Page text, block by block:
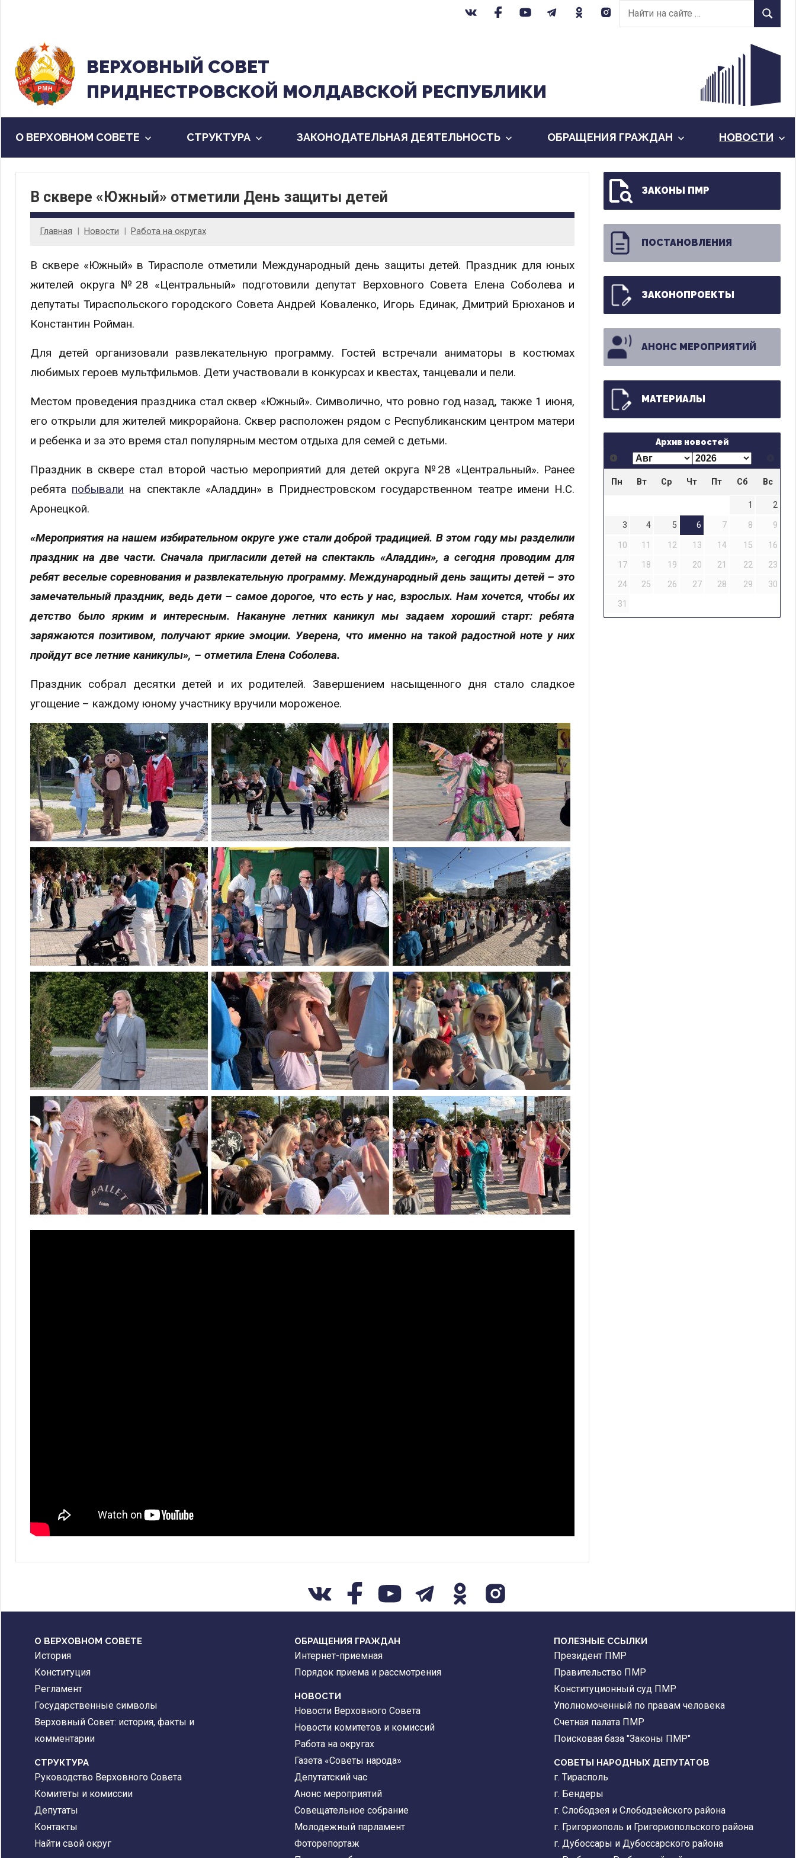
содержанию
Найти
на
Найти
ВЕРХОВНЫЙ CОВЕТ
ПРИДНЕСТРОВСКОЙ МОЛДАВСКОЙ РЕСПУБЛИКИ
О ВЕРХОВНОМ СОВЕТЕ CТРУКТУРА ЗАКОНОДАТЕЛЬНАЯ ДЕЯТЕЛЬНОСТЬ ОБРАЩЕНИЯ ГРАЖДАН НОВОСТИ
В сквере «Южный» отметили День защиты детей
Главная Новости Работа на округах
В сквере «Южный» в Тирасполе отметили Международный день защиты детей. Праздник для юных
жителей округа №28 «Центральный» подготовили депутат Верховного Совета Елена Соболева и
депутаты Тираспольского городского Совета Андрей Коваленко, Игорь Единак, Дмитрий Брюханов и
Константин Ройман.
Для детей организовали развлекательную программу. Гостей встречали аниматоры в костюмах
любимых героев мультфильмов. Дети участвовали в конкурсах и квестах, танцевали и пели.
Местом проведения праздника стал сквер «Южный». Символично, что ровно год назад, также 1 июня,
его открыли для жителей микрорайона. Сквер расположен рядом с Республиканским центром матери
и ребенка и за это время стал популярным местом отдыха для семей с детьми.
Праздник в сквере стал второй частью мероприятий для детей округа №28 «Центральный». Ранее
ребята побывали на спектакле «Аладдин» в Приднестровском государственном театре имени Н.С.
Аронецкой.
«Мероприятия на нашем избирательном округе уже стали доброй традицией. В этом году мы разделили
праздник на две части. Сначала пригласили детей на спектакль «Аладдин», а сегодня проводим для
ребят веселые соревнования и развлекательную программу. Международный день защиты детей – это
замечательный праздник, ведь дети – самое дорогое, что есть у нас, взрослых. Нам хочется, чтобы их
детство было ярким и интересным. Накануне летних каникул мы задаем хороший старт: ребята
заряжаются позитивом, получают яркие эмоции. Уверена, что именно на такой радостной ноте у них
пройдут все летние каникулы», – отметила Елена Соболева.
Праздник собрал десятки детей и их родителей. Завершением насыщенного дня стало сладкое
угощение – каждому юному участнику вручили мороженое.
ЗАКОНЫ ПМР
ПОСТАНОВЛЕНИЯ
ЗАКОНОПРОЕКТЫ
АНОНС МЕРОПРИЯТИЙ
МАТЕРИАЛЫ
Архив новостей
Пн Вт Ср Чт Пт Сб Вс
1
2
3
4 5 6 7 8
9
10
11 12 13 14 15
16
17
18 19 20 21 22
23
24
25 26 27 28 29
30
31
О ВЕРХОВНОМ СОВЕТЕ
История
Конституция
Регламент
Государственные символы
Верховный Совет: история, факты и
комментарии
CТРУКТУРА
Руководство Верховного Совета
Комитеты и комиссии
Депутаты
Контакты
Найти свой округ
ОБРАЩЕНИЯ ГРАЖДАН
Интернет-приемная
Порядок приема и рассмотрения
НОВОСТИ
Новости Верховного Совета
Новости комитетов и комиссий
Работа на округах
Газета «Советы народа»
Депутатский час
Анонс мероприятий
Совещательное собрание
Молодежный парламент
Фоторепортаж
ПОЛЕЗНЫЕ ССЫЛКИ
Президент ПМР
Правительство ПМР
Конституционный суд ПМР
Уполномоченный по правам человека
Счетная палата ПМР
Поисковая база "Законы ПМР"
СОВЕТЫ НАРОДНЫХ ДЕПУТАТОВ
г. Тирасполь
г. Бендеры
г. Слободзея и Слободзейского района
г. Григориополь и Григориопольского района
г. Дубоссары и Дубоссарского района